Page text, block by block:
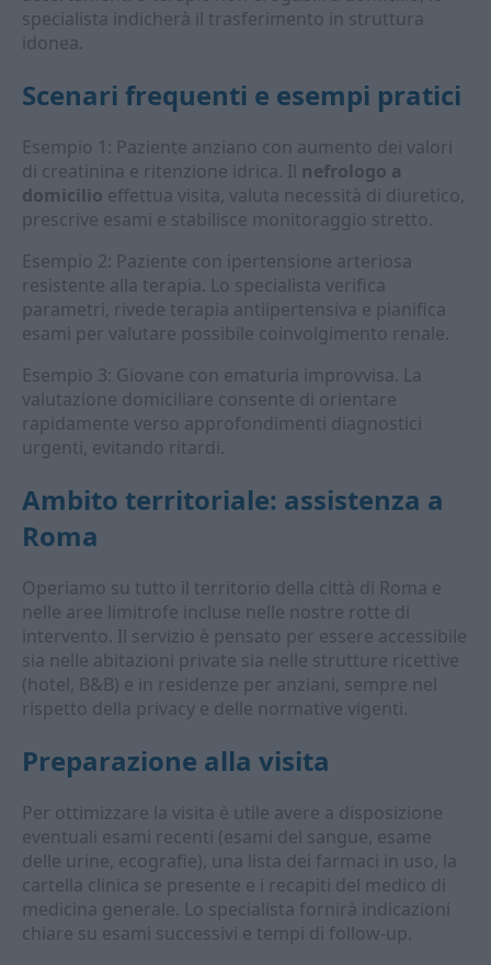
specialista indicherà il trasferimento in struttura
idonea.
Scenari frequenti e esempi pratici
Esempio 1: Paziente anziano con aumento dei valori
di creatinina e ritenzione idrica. Il nefrologo a
domicilio effettua visita, valuta necessità di diuretico,
prescrive esami e stabilisce monitoraggio stretto.
Esempio 2: Paziente con ipertensione arteriosa
resistente alla terapia. Lo specialista verifica
parametri, rivede terapia antiipertensiva e pianifica
esami per valutare possibile coinvolgimento renale.
Esempio 3: Giovane con ematuria improvvisa. La
valutazione domiciliare consente di orientare
rapidamente verso approfondimenti diagnostici
urgenti, evitando ritardi.
Ambito territoriale: assistenza a
Roma
Operiamo su tutto il territorio della città di Roma e
nelle aree limitrofe incluse nelle nostre rotte di
intervento. Il servizio è pensato per essere accessibile
sia nelle abitazioni private sia nelle strutture ricettive
(hotel, B&B) e in residenze per anziani, sempre nel
rispetto della privacy e delle normative vigenti.
Preparazione alla visita
Per ottimizzare la visita è utile avere a disposizione
eventuali esami recenti (esami del sangue, esame
delle urine, ecografie), una lista dei farmaci in uso, la
cartella clinica se presente e i recapiti del medico di
medicina generale. Lo specialista fornirà indicazioni
chiare su esami successivi e tempi di follow-up.